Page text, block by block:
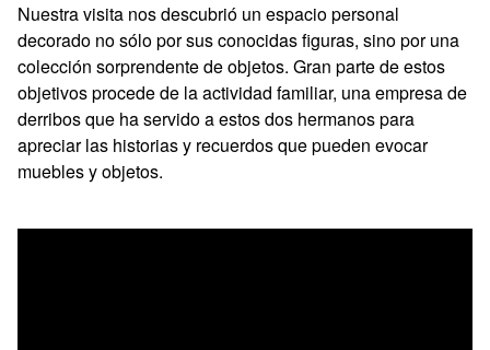
Nuestra visita nos descubrió un espacio personal
decorado no sólo por sus conocidas figuras, sino por una
colección sorprendente de objetos. Gran parte de estos
objetivos procede de la actividad familiar, una empresa de
derribos que ha servido a estos dos hermanos para
apreciar las historias y recuerdos que pueden evocar
muebles y objetos.